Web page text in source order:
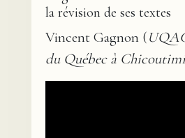
la révision de ses textes
Vincent Gagnon (
du Québec à